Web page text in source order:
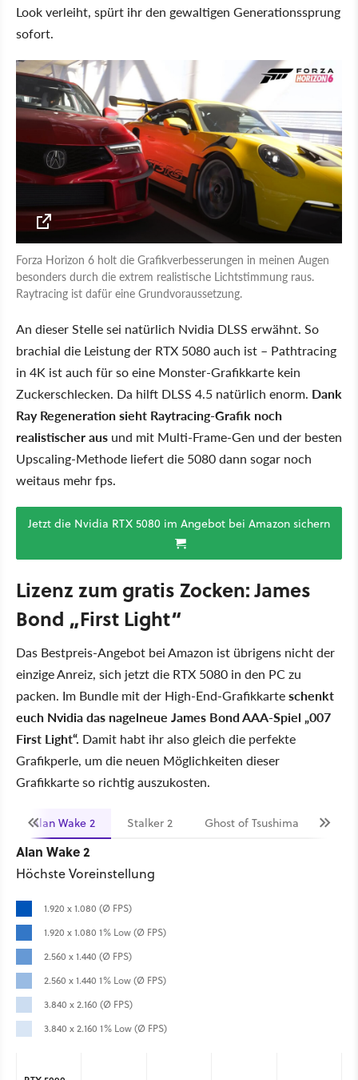
Look verleiht, spürt ihr den gewaltigen Generationssprung
sofort.
Forza Horizon 6 holt die Grafikverbesserungen in meinen Augen
besonders durch die extrem realistische Lichtstimmung raus.
Raytracing ist dafür eine Grundvoraussetzung.
An dieser Stelle sei natürlich Nvidia DLSS erwähnt. So
brachial die Leistung der RTX 5080 auch ist – Pathtracing
in 4K ist auch für so eine Monster-Grafikkarte kein
Zuckerschlecken. Da hilft DLSS 4.5 natürlich enorm. Dank
Ray Regeneration sieht Raytracing-Grafik noch
realistischer aus und mit Multi-Frame-Gen und der besten
Upscaling-Methode liefert die 5080 dann sogar noch
weitaus mehr fps.
Jetzt die Nvidia RTX 5080 im Angebot bei Amazon sichern
Lizenz zum gratis Zocken: James
Bond „First Light“
Das Bestpreis-Angebot bei Amazon ist übrigens nicht der
einzige Anreiz, sich jetzt die RTX 5080 in den PC zu
packen. Im Bundle mit der High-End-Grafikkarteschenkt
euch Nvidia das nagelneue James Bond AAA-Spiel „007
First Light“. Damit habt ihr also gleich die perfekte
Grafikperle, um die neuen Möglichkeiten dieser
Grafikkarte so richtig auszukosten.
Alan Wake 2 Stalker 2 Ghost of Tsushima
Alan Wake 2
Höchste Voreinstellung
1.920 x 1.080 (Ø FPS)
1.920 x 1.080 1% Low (Ø FPS)
2.560 x 1.440 (Ø FPS)
2.560 x 1.440 1% Low (Ø FPS)
3.840 x 2.160 (Ø FPS)
3.840 x 2.160 1% Low (Ø FPS)